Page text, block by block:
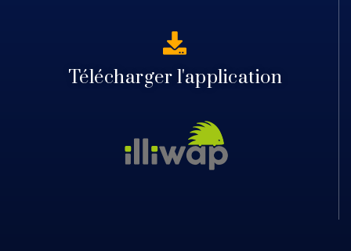
Télécharger l'application